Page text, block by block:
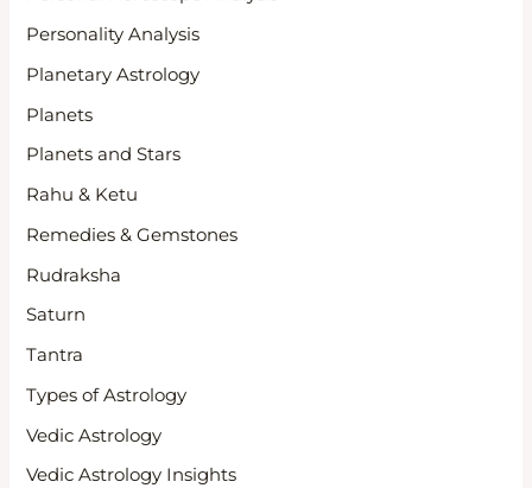
Personality Analysis
Planetary Astrology
Planets
Planets and Stars
Rahu & Ketu
Remedies & Gemstones
Rudraksha
Saturn
Tantra
Types of Astrology
Vedic Astrology
Vedic Astrology Insights